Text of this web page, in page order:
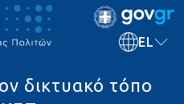
EL
δικτυακό τόπο